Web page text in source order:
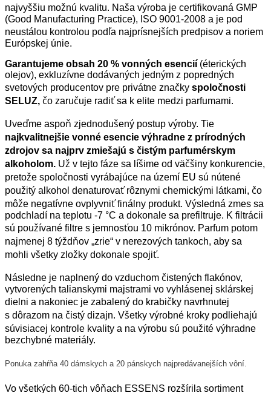
najvyššiu možnú kvalitu. Naša výroba je certifikovaná GMP
(Good Manufacturing Practice), ISO 9001-2008 a je pod
neustálou kontrolou podľa najprísnejších predpisov a noriem
Európskej únie.
Garantujeme obsah 20 % vonných esencií (éterických
olejov), exkluzívne dodávaných jedným z popredných
svetových producentov pre privátne značky spoločnosti
SELUZ, čo zaručuje radiť sa k elite medzi parfumami.
Uveďme aspoň zjednodušený postup výroby. Tie
najkvalitnejšie vonné esencie výhradne z prírodných
zdrojov sa najprv zmiešajú s čistým parfumérskym
alkoholom. Už v tejto fáze sa líšime od väčšiny konkurencie,
pretože spoločnosti vyrábajúce na území EU sú nútené
použitý alkohol denaturovať rôznymi chemickými látkami, čo
môže negatívne ovplyvniť finálny produkt. Výsledná zmes sa
podchladí na teplotu -7 °C a dokonale sa prefiltruje. K filtrácii
sú používané filtre s jemnosťou 10 mikrónov. Parfum potom
najmenej 8 týždňov „zrie“ v nerezových tankoch, aby sa
mohli všetky zložky dokonale spojiť.
Následne je naplnený do vzduchom čistených flakónov,
vytvorených talianskymi majstrami vo vyhlásenej sklárskej
dielni a nakoniec je zabalený do krabičky navrhnutej
s dôrazom na čistý dizajn. Všetky výrobné kroky podliehajú
súvisiacej kontrole kvality a na výrobu sú použité výhradne
bezchybné materiály.
Ponuka zahŕňa 40 dámskych a 20 pánskych najpredávanejších vôní.
Vo všetkých 60-tich vôňach ESSENS rozšírila sortiment